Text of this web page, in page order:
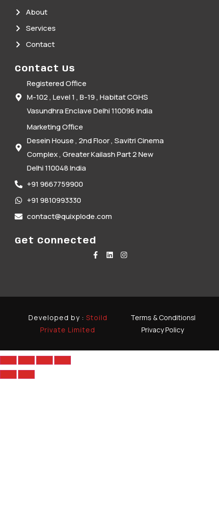
About
Services
Contact
Contact Us
Registered Office
M-102 , Level 1 , B-19 , Habitat CGHS
Vasundhra Enclave Delhi 110096 India
Marketing Office
Desein House , 2nd Floor , Savitri Cinema
Complex , Greater Kailash Part 2 New
Delhi 110048 India
+91 9667759900
+91 9810993330
contact@quixplode.com
Get Connected
Developed by : Stoild
Private Limited
Terms & Conditions
Privacy Policy